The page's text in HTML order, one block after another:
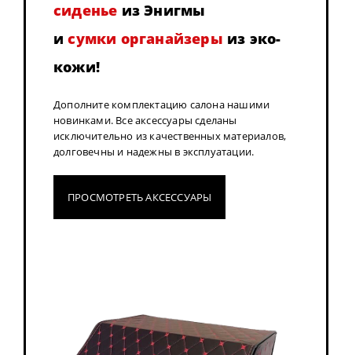
сиденье из Энигмы
исумки органайзеры из эко-
кожи!
Дополните комплектацию салона нашими
новинками. Все аксессуары сделаны
исключительно из качественных материалов,
долговечны и надежны в эксплуатации.
ПРОСМОТРЕТЬ АКСЕССУАРЫ